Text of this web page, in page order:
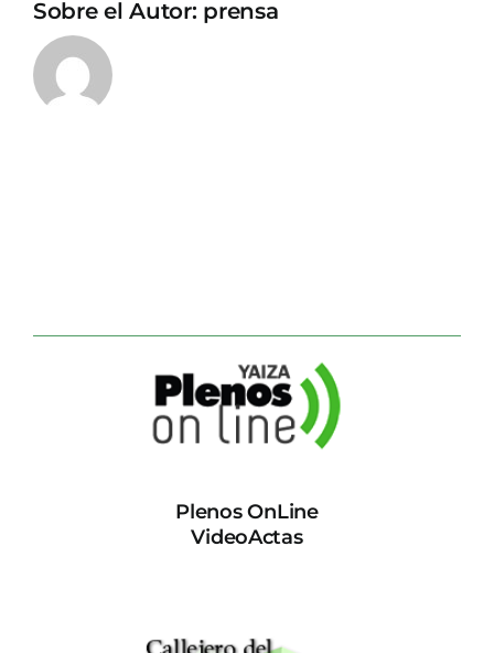
Sobre el Autor: prensa
Plenos OnLine
VideoActas